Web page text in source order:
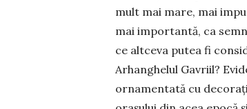
mult mai mare, mai
mai impor­tantă, ca
ce altceva putea fi
Arhanghelul Gavriil?
or­na­mentată cu